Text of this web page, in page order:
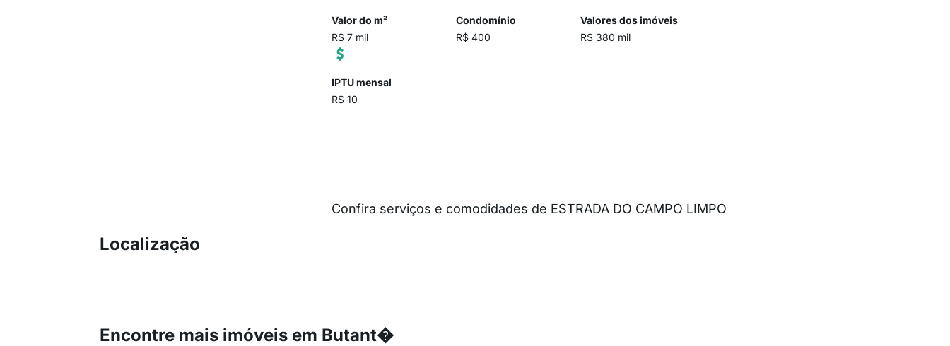
Valor do m²
R$ 7 mil
Condomínio
R$ 400
Valores dos imóveis
R$ 380 mil
IPTU mensal
R$ 10
Localização
Confira serviços e comodidades de ESTRADA DO CAMPO LIMPO
Encontre mais imóveis em Butant�